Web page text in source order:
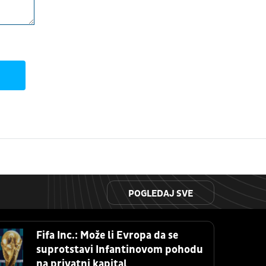
POGLEDAJ SVE
Fifa Inc.: Može li Evropa da se
suprotstavi Infantinovom pohodu